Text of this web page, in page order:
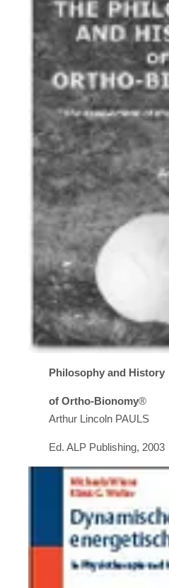
Philosophy and History
of Ortho-Bionomy®
Arthur Lincoln PAULS
Ed. ALP Publishing, 2003